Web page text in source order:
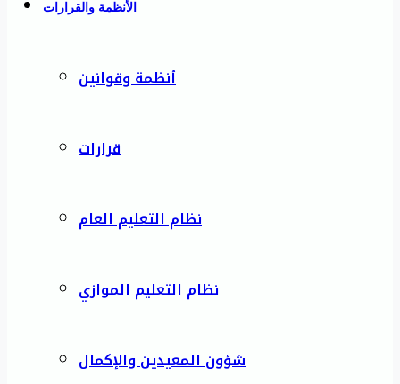
الأنظمة والقرارات
أنظمة وقوانين
قرارات
نظام التعليم العام
نظام التعليم الموازي
شؤون المعيدين والإكمال